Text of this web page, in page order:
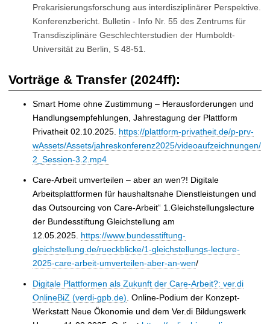
Prekarisierungsforschung aus interdisziplinärer Perspektive.
Konferenzbericht. Bulletin - Info Nr. 55 des Zentrums für
Transdisziplinäre Geschlechterstudien der Humboldt-
Universität zu Berlin, S 48-51.
Vorträge & Transfer (2024ff):
Smart Home ohne Zustimmung – Herausforderungen und
Handlungsempfehlungen, Jahrestagung der Plattform
Privatheit 02.10.2025. https://plattform-privatheit.de/p-prv-
wAssets/Assets/jahreskonferenz2025/videoaufzeichnungen/
2_Session-3.2.mp4
Care-Arbeit umverteilen – aber an wen?! Digitale
Arbeitsplattformen für haushaltsnahe Dienstleistungen und
das Outsourcing von Care-Arbeit“ 1.Gleichstellungslecture
der Bundesstiftung Gleichstellung am
12.05.2025. https://www.bundesstiftung-
gleichstellung.de/rueckblicke/1-gleichstellungs-lecture-
2025-care-arbeit-umverteilen-aber-an-wen/
Digitale Plattformen als Zukunft der Care-Arbeit?: ver.di
OnlineBiZ (verdi-gpb.de) . Online-Podium der Konzept-
Werkstatt Neue Ökonomie und dem Ver.di Bildungswerk